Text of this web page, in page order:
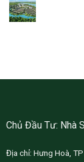
Chủ Đầu Tư: Nhà
Địa chỉ: Hưng Hoà,